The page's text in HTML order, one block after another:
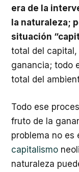
era de la
la naturaleza;
situación
total del capital,
ganancia; todo
total del
Todo ese
fruto de la
problema no es
capitalismo
naturaleza